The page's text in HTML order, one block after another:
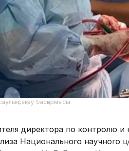
сақтау басқармасы
директора по контролю и
Национального научного